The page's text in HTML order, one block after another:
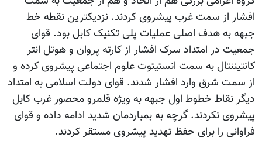
افشار از سمت غرب پیشروی کردند. نزدیکترین نقطه خط
جبهه به هدف اصلی عملیات پلی تکنیک کابل بود. قوای
جمعیت در امتداد سرک افشار از کارته پروان و هوتل انتر
کانتیننتال به سمت انستیتوت علوم اجتماعی پیشروی کرده و
از سمت شرق وارد افشار شدند. قوای دولت اسلامی به امتداد
دیگر نقاط خطوط اول جبهه به ویژه قلمرو محصور غرب کابل
پیشروی نکردند. گرچه به بمباردمان شدید ادامه داده و قوای
فراوانی را برای حفظ تهدید پیشروی مستقر کردند.